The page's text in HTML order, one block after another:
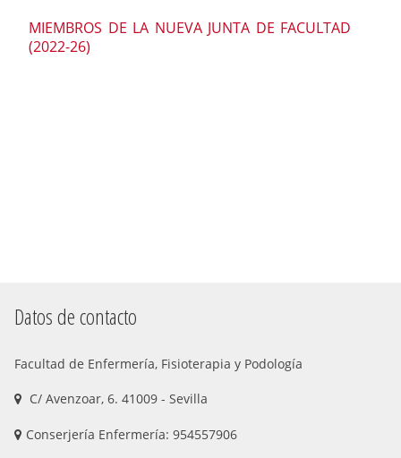
MIEMBROS DE LA NUEVA JUNTA DE FACULTAD
(2022-26)
Datos de contacto
Facultad de Enfermería, Fisioterapia y Podología
C/ Avenzoar, 6. 41009 - Sevilla
Conserjería Enfermería: 954557906